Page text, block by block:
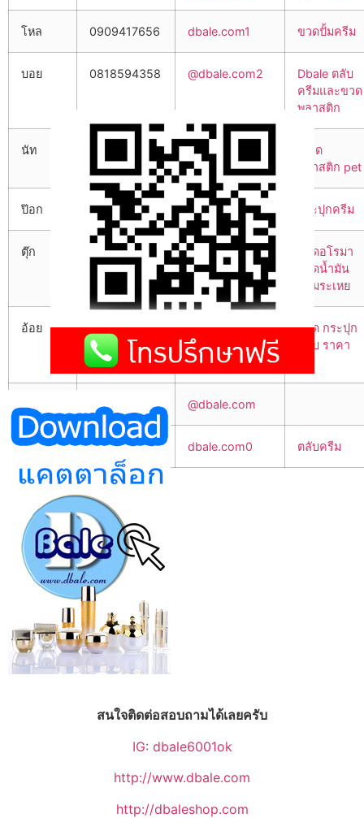
โหล 0909417656 dbale.com1 ขวดปั้มครีม
บอย 0818594358 @dbale.com2
Dbale ตลับ
ครีมและขวด
พลาสติก
นัท 0899632607 @dbale.com6
ขวด
พลาสติก pet
ป๊อก 0940427110 dbale.com3 กระปุกครีม
ตุ๊ก 0909380542 dbale.com4
ขวดอโรมา
ขวดน้ำมัน
หอมระเหย
อ้อย 0838492831 dbale.com5
ขวด กระปุก
ตลับ ราคา
นก2 0832642160 @dbale.com
นก1 0832642160 dbale.com0 ตลับครีม
สนใจติดต่อสอบถามได้เลยครับ
IG: dbale6001ok
http://www.dbale.com
http://dbaleshop.com